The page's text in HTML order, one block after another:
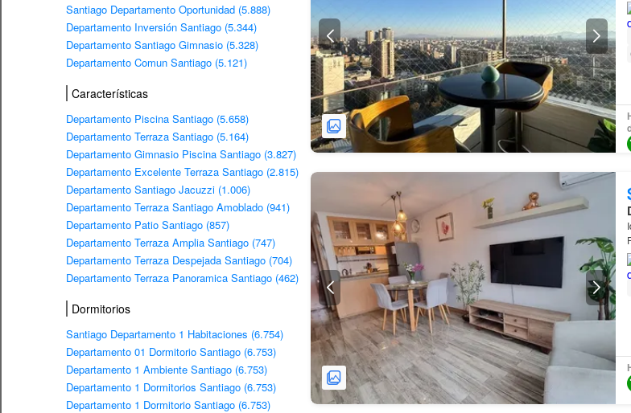
Santiago Departamento Oportunidad (5.888)
Departamento Inversión Santiago (5.344)
Departamento Santiago Gimnasio (5.328)
Departamento Comun Santiago (5.121)
Características
Departamento Piscina Santiago (5.658)
Departamento Terraza Santiago (5.164)
Departamento Gimnasio Piscina Santiago (3.827)
Departamento Excelente Terraza Santiago (2.815)
Departamento Santiago Jacuzzi (1.006)
Departamento Terraza Santiago Amoblado (941)
Departamento Patio Santiago (857)
Departamento Terraza Amplia Santiago (747)
Departamento Terraza Despejada Santiago (704)
Departamento Terraza Panoramica Santiago (462)
Dormitorios
Santiago Departamento 1 Habitaciones (6.754)
Departamento 01 Dormitorio Santiago (6.753)
Departamento 1 Ambiente Santiago (6.753)
Departamento 1 Dormitorios Santiago (6.753)
Departamento 1 Dormitorio Santiago (6.753)